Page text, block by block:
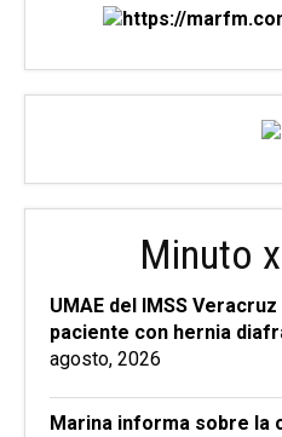
Minuto
UMAE del IMSS
paciente con hernia
agosto, 2026
Marina informa sobre la